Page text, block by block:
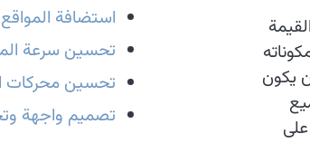
يكون
استضافة المواقع
تحسين سرعة
تحسين محركات
تصميم واجهة